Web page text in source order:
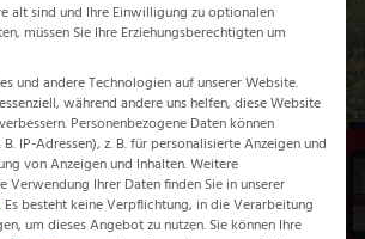
Tracker
-Erlebnisreise-Game Tracker
alt sind und Ihre Einwilligung zu optionalen
müssen Sie Ihre Erziehungsberechtigten um
und andere Technologien auf unserer Website.
während andere uns helfen, diese Website
Personenbezogene Daten können
IP-Adressen), z. B. für personalisierte Anzeigen und
von Anzeigen und Inhalten.Weitere
Verwendung Ihrer Daten finden Sie in unserer
. Es besteht keine Verpflichtung, in die Verarbeitung
um dieses Angebot zu nutzen. Sie können Ihre